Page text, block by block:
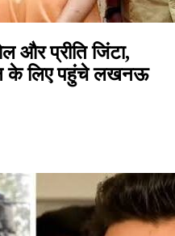
और प्रीति जिंटा,
के लिए पहुंचे लखनऊ